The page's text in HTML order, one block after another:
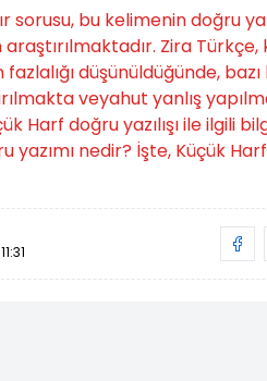
sorusu, bu kelimenin doğru
Zira Türkçe,
fazlalığı düşünüldüğünde,
veyahut yanlış
Harf doğru yazılışı ile ilgili
yazımı nedir? İşte, Küçük